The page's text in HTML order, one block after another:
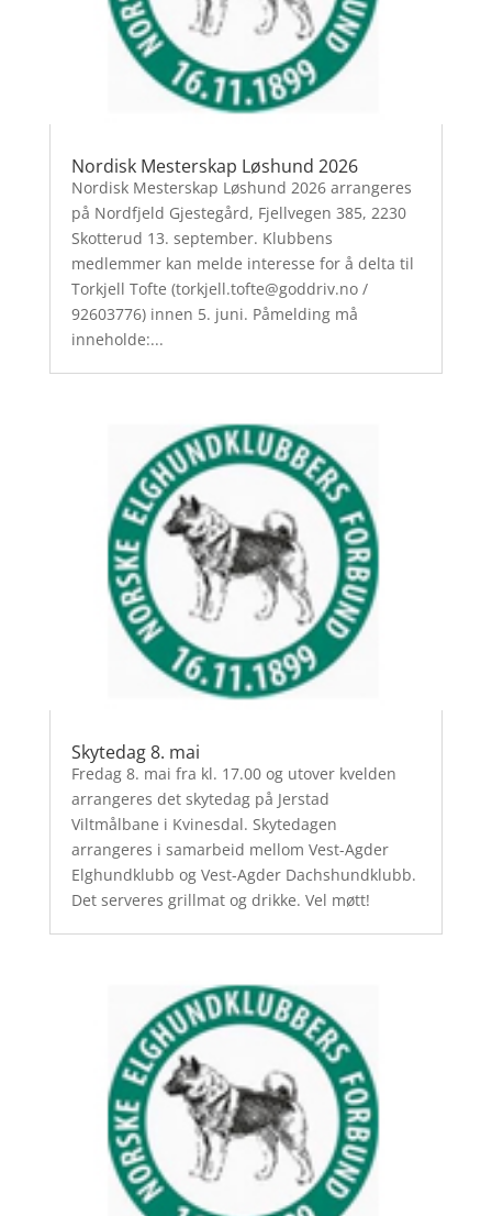
Nordisk Mesterskap Løshund 2026
Nordisk Mesterskap Løshund 2026 arrangeres
på Nordfjeld Gjestegård, Fjellvegen 385, 2230
Skotterud 13. september. Klubbens
medlemmer kan melde interesse for å delta til
Torkjell Tofte (torkjell.tofte@goddriv.no /
92603776) innen 5. juni. Påmelding må
inneholde:...
Skytedag 8. mai
Fredag 8. mai fra kl. 17.00 og utover kvelden
arrangeres det skytedag på Jerstad
Viltmålbane i Kvinesdal. Skytedagen
arrangeres i samarbeid mellom Vest-Agder
Elghundklubb og Vest-Agder Dachshundklubb.
Det serveres grillmat og drikke. Vel møtt!